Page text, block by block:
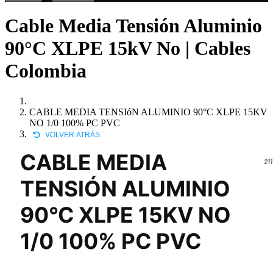
Cable Media Tensión Aluminio
90°C XLPE 15kV No | Cables
Colombia
CABLE MEDIA TENSIóN ALUMINIO 90°C XLPE 15KV
NO 1/0 100% PC PVC
VOLVER ATRÁS
CABLE MEDIA
TENSIÓN ALUMINIO
90°C XLPE 15KV NO
1/0 100% PC PVC